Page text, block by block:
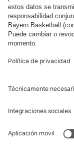
FC Bayern Store